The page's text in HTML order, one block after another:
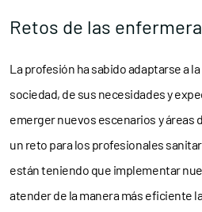
Retos de las
La profesión ha sabido adaptarse a
sociedad, de sus necesidades y
emerger nuevos escenarios y áreas
un reto para los profesionales
están teniendo que implementar
atender de la manera más eficiente